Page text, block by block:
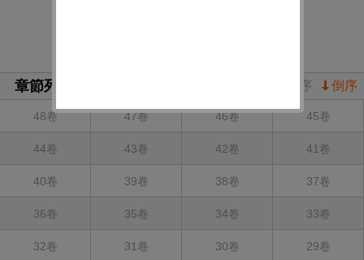
章節列表 倒序
正序
48卷 47卷 46卷 45卷
44卷 43卷 42卷 41卷
40卷 39卷 38卷 37卷
36卷 35卷 34卷 33卷
32卷 31卷 30卷 29卷